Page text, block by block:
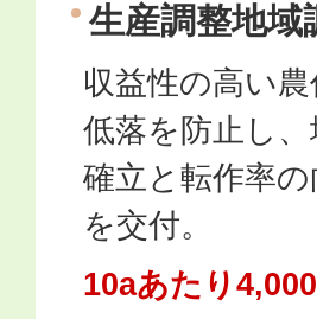
生産調整地域
収益性の高い
低落を防止し
確立と転作率
を交付。
10aあたり